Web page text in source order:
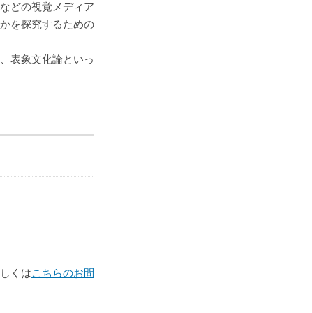
どの視覚メディア
を探究するための
表象文化論といっ
くはこちらのお問